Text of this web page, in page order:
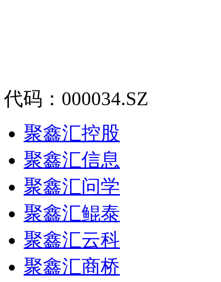
代码：000034.SZ
聚鑫汇控股
聚鑫汇信息
聚鑫汇问学
聚鑫汇鲲泰
聚鑫汇云科
聚鑫汇商桥